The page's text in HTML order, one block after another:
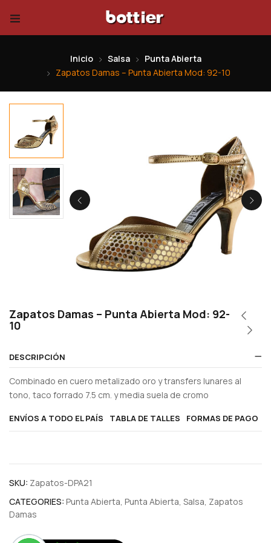
Inicio Salsa
Punta Abierta
Zapatos Damas – Punta Abierta Mod: 92-10
Zapatos Damas – Punta Abierta Mod: 92-
10
DESCRIPCIÓN
Combinado en cuero metalizado oro y transfers lunares al
tono, taco forrado 7.5 cm. y media suela de cromo
ENVÍOS A TODO EL PAÍS TABLA DE TALLES FORMAS DE PAGO
SKU: Zapatos-DPA21
CATEGORIES: Punta Abierta, Punta Abierta, Salsa, Zapatos
Damas